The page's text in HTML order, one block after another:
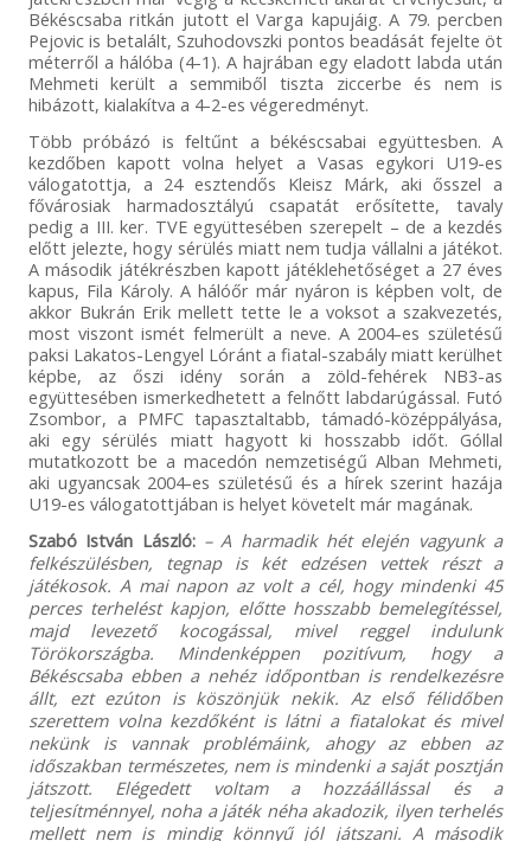
Békéscsaba ritkán jutott el Varga kapujáig. A 79. percben
Pejovic is betalált, Szuhodovszki pontos beadását fejelte öt
méterről a hálóba (4-1). A hajrában egy eladott labda után
Mehmeti került a semmiből tiszta ziccerbe és nem is
hibázott, kialakítva a 4-2-es végeredményt.
Több próbázó is feltűnt a békéscsabai együttesben. A
kezdőben kapott volna helyet a Vasas egykori U19-es
válogatottja, a 24 esztendős Kleisz Márk, aki ősszel a
fővárosiak harmadosztályú csapatát erősítette, tavaly
pedig a III. ker. TVE együttesében szerepelt – de a kezdés
előtt jelezte, hogy sérülés miatt nem tudja vállalni a játékot.
A második játékrészben kapott játéklehetőséget a 27 éves
kapus, Fila Károly. A hálóőr már nyáron is képben volt, de
akkor Bukrán Erik mellett tette le a voksot a szakvezetés,
most viszont ismét felmerült a neve. A 2004-es születésű
paksi Lakatos-Lengyel Lóránt a fiatal-szabály miatt kerülhet
képbe, az őszi idény során a zöld-fehérek NB3-as
együttesében ismerkedhetett a felnőtt labdarúgással. Futó
Zsombor, a PMFC tapasztaltabb, támadó-középpályása,
aki egy sérülés miatt hagyott ki hosszabb időt. Góllal
mutatkozott be a macedón nemzetiségű Alban Mehmeti,
aki ugyancsak 2004-es születésű és a hírek szerint hazája
U19-es válogatottjában is helyet követelt már magának.
Szabó István László: – A harmadik hét elején vagyunk a
felkészülésben, tegnap is két edzésen vettek részt a
játékosok. A mai napon az volt a cél, hogy mindenki 45
perces terhelést kapjon, előtte hosszabb bemelegítéssel,
majd levezető kocogással, mivel reggel indulunk
Törökországba. Mindenképpen pozitívum, hogy a
Békéscsaba ebben a nehéz időpontban is rendelkezésre
állt, ezt ezúton is köszönjük nekik. Az első félidőben
szerettem volna kezdőként is látni a fiatalokat és mivel
nekünk is vannak problémáink, ahogy az ebben az
időszakban természetes, nem is mindenki a saját posztján
játszott. Elégedett voltam a hozzáállással és a
teljesítménnyel, noha a játék néha akadozik, ilyen terhelés
mellett nem is mindig könnyű jól játszani. A második